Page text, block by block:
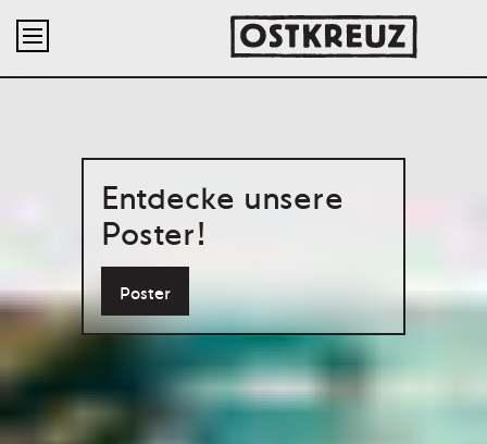

Entdecke unsere
Poster!
Poster